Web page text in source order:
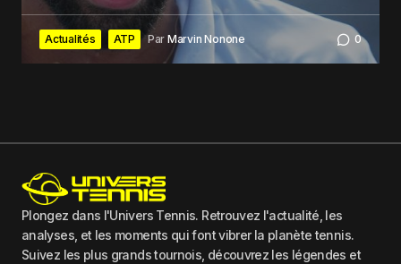
Actualités ATP Par Marvin Nonone 0
Plongez dans l'Univers Tennis. Retrouvez l'actualité, les
analyses, et les moments qui font vibrer la planète tennis.
Suivez les plus grands tournois, découvrez les légendes et